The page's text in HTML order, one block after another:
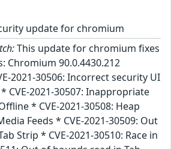
update for chromium
This update for chromium fixes
Chromium 90.0.4430.212
2021-30506: Incorrect security UI
CVE-2021-30507: Inappropriate
* CVE-2021-30508: Heap
Feeds * CVE-2021-30509: Out
Strip * CVE-2021-30510: Race in